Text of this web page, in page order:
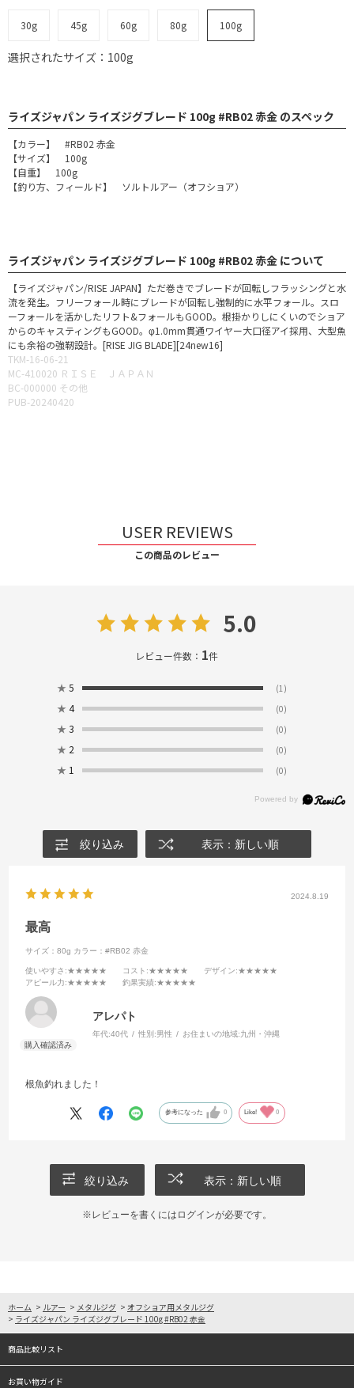
30g 45g 60g 80g 100g
選択されたサイズ：100g
ライズジャパン ライズジグブレード 100g #RB02 赤金 のスペック
【カラー】 #RB02 赤金
【サイズ】 100g
【自重】 100g
【釣り方、フィールド】 ソルトルアー（オフショア）
ライズジャパン ライズジグブレード 100g #RB02 赤金 について
【ライズジャパン/RISE JAPAN】ただ巻きでブレードが回転しフラッシングと水
流を発生。フリーフォール時にブレードが回転し強制的に水平フォール。スロ
ーフォールを活かしたリフト&フォールもGOOD。根掛かりしにくいのでショア
からのキャスティングもGOOD。φ1.0mm貫通ワイヤー大口径アイ採用、大型魚
にも余裕の強靭設計。[RISE JIG BLADE][24new16]
TKM-16-06-21
MC-410020 ＲＩＳＥ ＪＡＰＡＮ
BC-000000 その他
PUB-20240420
USER REVIEWS
この商品のレビュー
5.0
レビュー件数： 1件
★ 5 (1)
★ 4 (0)
★ 3 (0)
★ 2 (0)
★ 1 (0)
絞り込み 表示：新しい順
2024.8.19
最高
サイズ：80g カラー：#RB02 赤金
使いやすさ :★★★★★ コスト :★★★★★ デザイン:★★★★★
アピール力:★★★★★ 釣果実績:★★★★★
アレパト
年代:40代 性別:男性 お住まいの地域:九州・沖縄
根魚釣れました！
参考になった 0 Like! 0
絞り込み 表示：新しい順
※レビューを書くには ログインが必要です。
ホーム > ルアー > メタルジグ > オフショア用メタルジグ
> ライズジャパン ライズジグブレード 100g #RB02 赤金
商品比較リスト
お買い物ガイド